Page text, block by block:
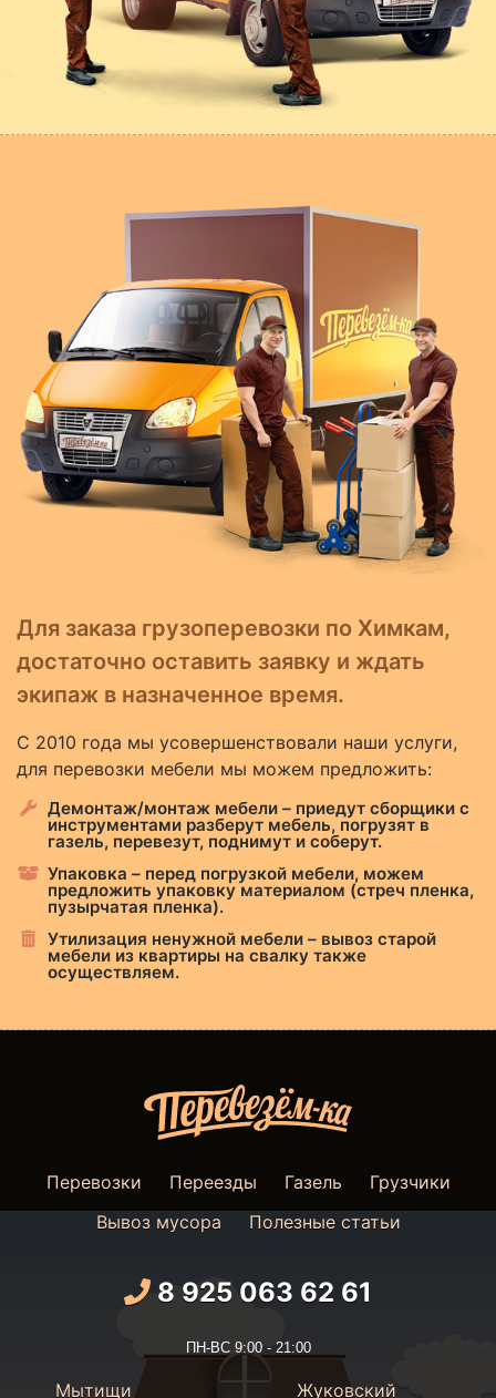
Для заказа грузоперевозки по Химкам,
достаточно оставить заявку и ждать
экипаж в назначенное время.
С 2010 года мы усовершенствовали наши услуги,
для перевозки мебели мы можем предложить:
Демонтаж/монтаж мебели – приедут сборщики с
инструментами разберут мебель, погрузят в
газель, перевезут, поднимут и соберут.
Упаковка – перед погрузкой мебели, можем
предложить упаковку материалом (стреч пленка,
пузырчатая пленка).
Утилизация ненужной мебели – вывоз старой
мебели из квартиры на свалку также
осуществляем.
Перевозки Переезды Газель
Грузчики
Вывоз мусора
Полезные статьи
8 925 063 62 61
ПН-ВС 9:00 - 21:00
Мытищи Жуковский